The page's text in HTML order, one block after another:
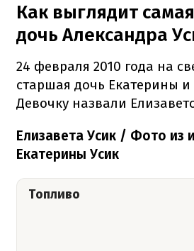
Как выглядит
дочь Александра
24 февраля 2010 года на
старшая дочь Екатерины и
Девочку назвали
Елизавета Усик / Фото из
Екатерины Усик
Топливо